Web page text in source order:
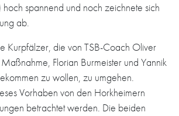
spannend und noch zeichnete sich
ab.
Kurpfälzer, die von TSB-Coach Oliver
Florian Burmeister und Yannik
zu wollen, zu umgehen.
Vorhaben von den Horkheimern
betrachtet werden. Die beiden